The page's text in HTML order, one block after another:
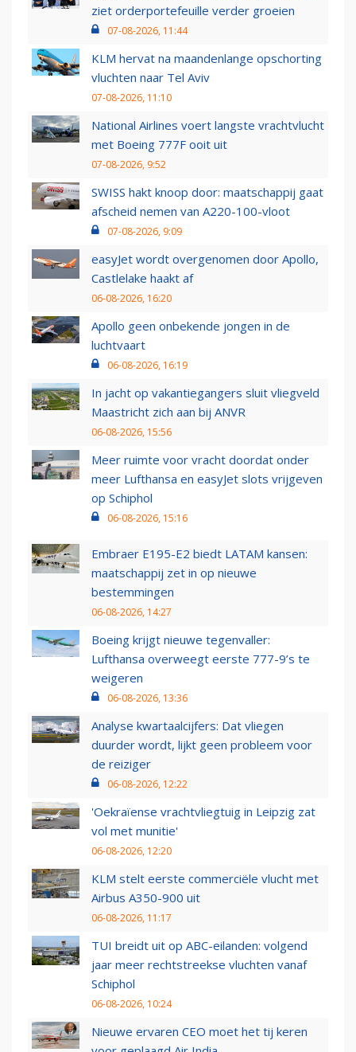
ziet orderportefeuille verder groeien
07-08-2026, 11:44
KLM hervat na maandenlange opschorting
vluchten naar Tel Aviv
07-08-2026, 11:10
National Airlines voert langste vrachtvlucht
met Boeing 777F ooit uit
07-08-2026, 9:52
SWISS hakt knoop door: maatschappij gaat
afscheid nemen van A220-100-vloot
07-08-2026, 9:09
easyJet wordt overgenomen door Apollo,
Castlelake haakt af
06-08-2026, 16:20
Apollo geen onbekende jongen in de
luchtvaart
06-08-2026, 16:19
In jacht op vakantiegangers sluit vliegveld
Maastricht zich aan bij ANVR
06-08-2026, 15:56
Meer ruimte voor vracht doordat onder
meer Lufthansa en easyJet slots vrijgeven
op Schiphol
06-08-2026, 15:16
Embraer E195-E2 biedt LATAM kansen:
maatschappij zet in op nieuwe
bestemmingen
06-08-2026, 14:27
Boeing krijgt nieuwe tegenvaller:
Lufthansa overweegt eerste 777-9’s te
weigeren
06-08-2026, 13:36
Analyse kwartaalcijfers: Dat vliegen
duurder wordt, lijkt geen probleem voor
de reiziger
06-08-2026, 12:22
'Oekraïense vrachtvliegtuig in Leipzig zat
vol met munitie'
06-08-2026, 12:20
KLM stelt eerste commerciële vlucht met
Airbus A350-900 uit
06-08-2026, 11:17
TUI breidt uit op ABC-eilanden: volgend
jaar meer rechtstreekse vluchten vanaf
Schiphol
06-08-2026, 10:24
Nieuwe ervaren CEO moet het tij keren